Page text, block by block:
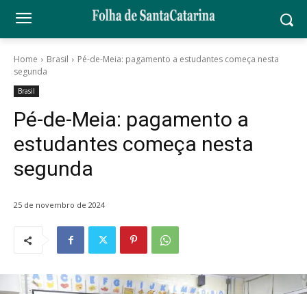
Home Brasil
Pé-de-Meia: pagamento a estudantes começa nesta
segunda
Brasil
Pé-de-Meia: pagamento a
estudantes começa nesta
segunda
25 de novembro de 2024